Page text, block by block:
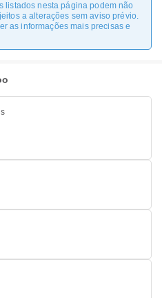
listados nesta página podem não
a alterações sem aviso prévio.
as informações mais precisas e